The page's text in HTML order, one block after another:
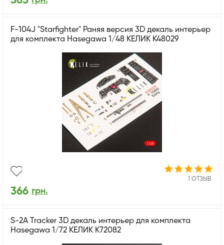
F-104J "Starfighter" Раняя версия 3D декаль интерьер
для комплекта Hasegawa 1/48 КЕЛИК K48029
1 ОТЗЫВ
366 грн.
S-2A Tracker 3D декаль интерьер для комплекта
Hasegawa 1/72 КЕЛИК K72082